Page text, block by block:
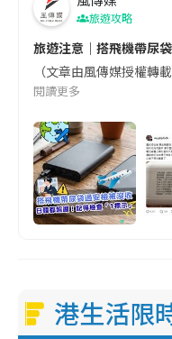
旅遊攻略
旅遊注意｜搭飛機帶尿
（文章由風傳媒授權
閱讀更多
港生活限